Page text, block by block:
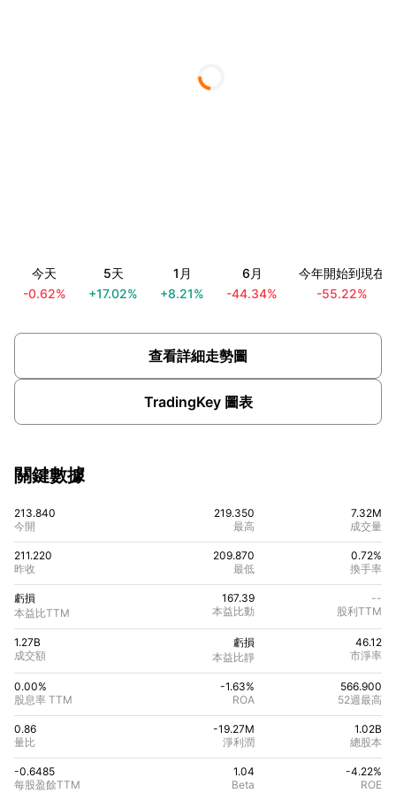
查看詳細走勢圖
TradingKey 圖表
今天
-0.62%
5天
+17.02%
1月
+8.21%
6月
-44.34%
今年開始到現在
-55.22%
關鍵數據
213.840
今開
219.350
最高
7.32M
成交量
虧損
本益比TTM
167.39
本益比動
--
股利TTM
0.72%
換手率
211.220
昨收
209.870
最低
1.27B
成交額
虧損
本益比靜
46.12
市淨率
0.00%
股息率 TTM
-1.63%
ROA
566.900
52週最高
0.86
量比
-19.27M
淨利潤
1.02B
總股本
-0.6485
每股盈餘TTM
1.04
Beta
-4.22%
ROE